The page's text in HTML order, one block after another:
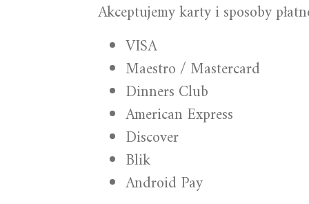
Akceptujemy karty i sposoby
VISA
Maestro / Mastercard
Dinners Club
American Express
Discover
Blik
Android Pay